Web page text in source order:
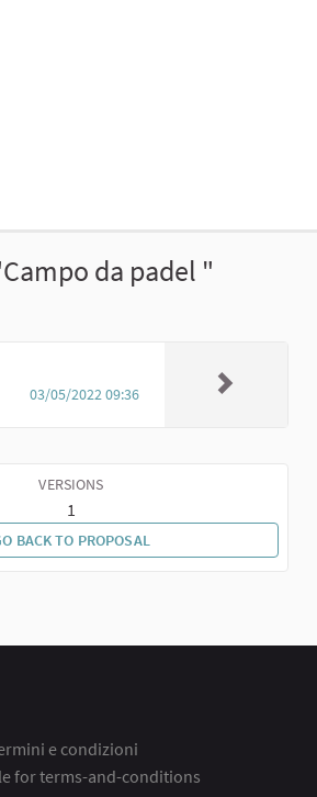
da padel "
03/05/2022 09:36
VERSIONS
1
BACK TO PROPOSAL
e condizioni
for terms-and-conditions